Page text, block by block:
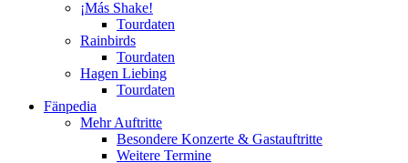
¡Más Shake!
Tourdaten
Rainbirds
Tourdaten
Hagen Liebing
Tourdaten
Fänpedia
Mehr Auftritte
Besondere Konzerte & Gastauftritte
Weitere Termine